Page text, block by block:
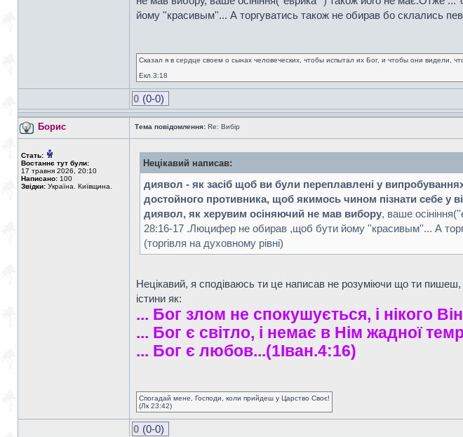
йому ''красивым''... А торгуватись також не обирав бо склались
Сказал я в сердце своем о сынах человеческих, чтобы испытал их Бог, и чтобы они видели,
Екл.3:18
0 (0-0)
Борис Тема повідомлення: Re: Вибір
Стать:
Востаннє тут були:
17 травня 2026, 20:10
Написано: 100
Звідки: Україна. Київщина.
Нецікавий написав:
диявол - як засіб щоб ви були переплавлені у
достойного противника, щоб якимось чином пізнати себе у
диявол, як херувим осіняючий не мав вибору, ваше
28:16-17 .Люцифер не обирав ,щоб бути йому ''красивым''... А
(торгівля на духовному рівні)
Нецікавий, я сподіваюсь ти це написав не розуміючи що ти пишеш,
істини як:
... Бог злом не спокушується, і нікого
... Бог є світло, і немає в Нім жадної
... Бог є любов...(1Iван.4:16)
Спогадай мене, Господи, коли прийдеш у Царство Своє!
(Лк 23:42)
0 (0-0)